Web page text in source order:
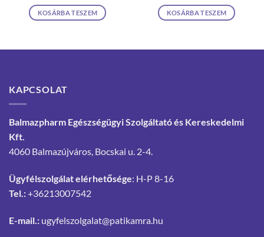
KOSÁRBA TESZEM KOSÁRBA TESZEM
KAPCSOLAT
Balmazpharm Egészségügyi Szolgáltató és Kereskedelmi
Kft.
4060 Balmazújváros, Bocskai u. 2-4.
Ügyfélszolgálat elérhetősége: H-P 8-16
Tel.:+36213007542
E-mail.: ugyfelszolgalat@patikamra.hu